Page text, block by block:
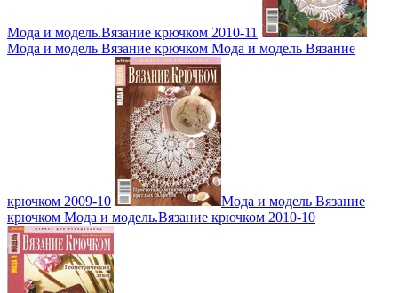
Мода и модель.Вязание крючком 2010-11
Мода и модель Вязание крючком Мода и модель Вязание
крючком 2009-10
Мода и модель Вязание
крючком Мода и модель.Вязание крючком 2010-10